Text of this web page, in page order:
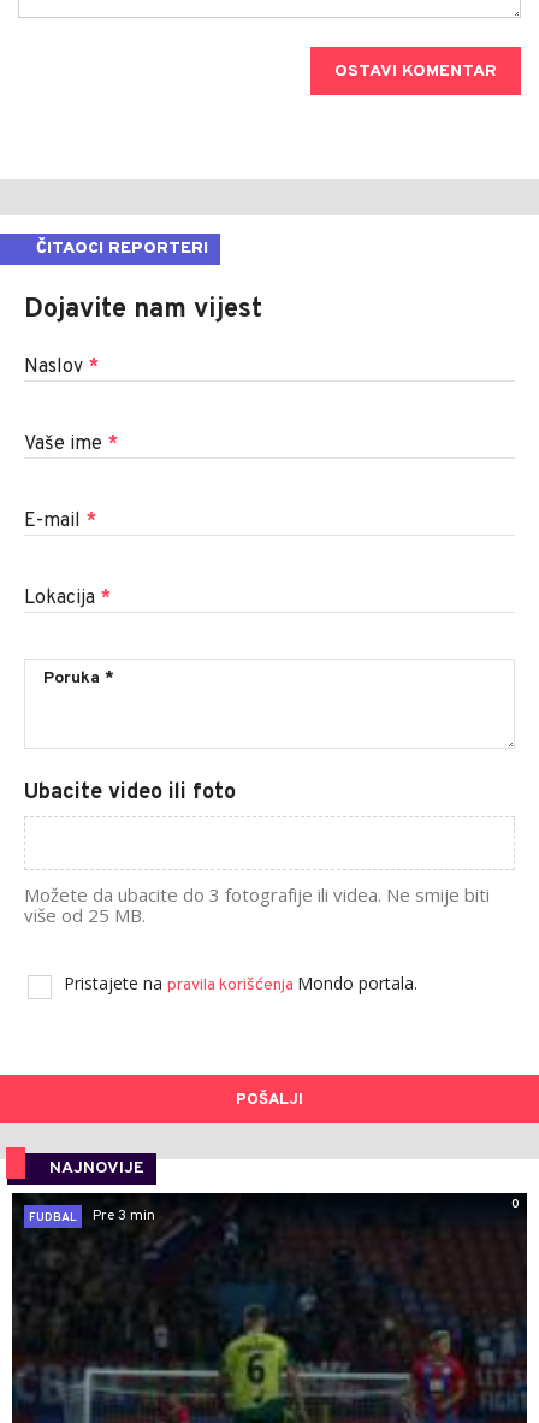
OSTAVI KOMENTAR
ČITAOCI REPORTERI
Dojavite nam vijest
Naslov *
Vaše ime *
E-mail *
Lokacija *
Ubacite video ili foto
Možete da ubacite do 3 fotografije ili videa. Ne smije biti
više od 25 MB.
Pristajete na pravila korišćenja Mondo portala.
POŠALJI
NAJNOVIJE
0
FUDBAL
Pre 3 min